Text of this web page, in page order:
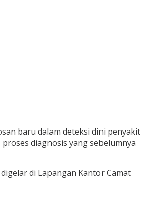
baru dalam deteksi dini penyakit
diagnosis yang sebelumnya
di Lapangan Kantor Camat